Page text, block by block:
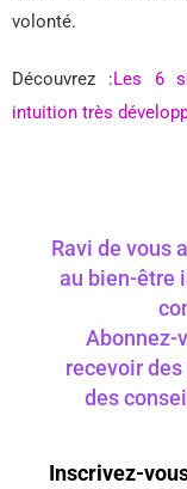
volonté.
Découvrez :Les 6
intuition très
Ravi de vous
au bien-être
Abonnez-
recevoir
des
Inscrivez-